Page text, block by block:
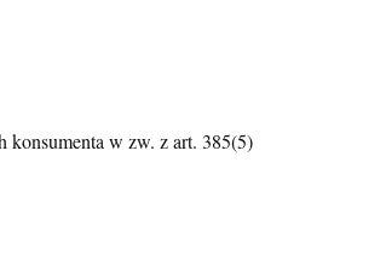
konsumenta w zw. z art. 385(5)